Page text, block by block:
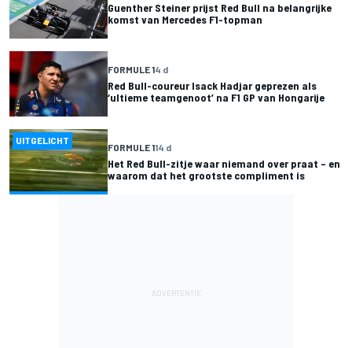
Guenther Steiner prijst Red Bull na belangrijke
komst van Mercedes F1-topman
FORMULE 14 d
Red Bull-coureur Isack Hadjar geprezen als
‘ultieme teamgenoot’ na F1 GP van Hongarije
UITGELICHT
FORMULE 114 d
Het Red Bull-zitje waar niemand over praat – en
waarom dat het grootste compliment is